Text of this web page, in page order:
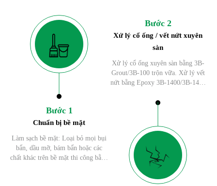
Bước 1
Chuẩn bị bề mặt
Làm sạch bề mặt: Loại bỏ mọi bụi
bẩn, dầu mỡ, bám bẩn hoặc các
chất khác trên bề mặt thi công bằng
Bước 2
Xử lý cổ ống / vết nứt xuyên
sàn
Xử lý cổ ống xuyên sàn bằng 3B-
Grout/3B-100 trộn vữa. Xử lý vết
nứt bằng Epoxy 3B-1400/3B-1401